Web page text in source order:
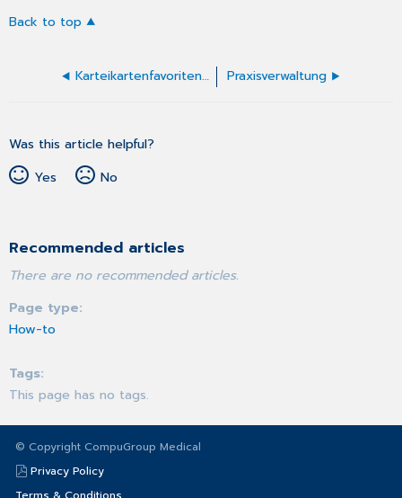
Back to top
Karteikartenfavoriten verwalten Praxisverwaltung
Was this article helpful?
Yes
No
Recommended articles
There are no recommended articles.
Page type
How-to
Tags
This page has no tags.
© Copyright CompuGroup Medical
Privacy Policy